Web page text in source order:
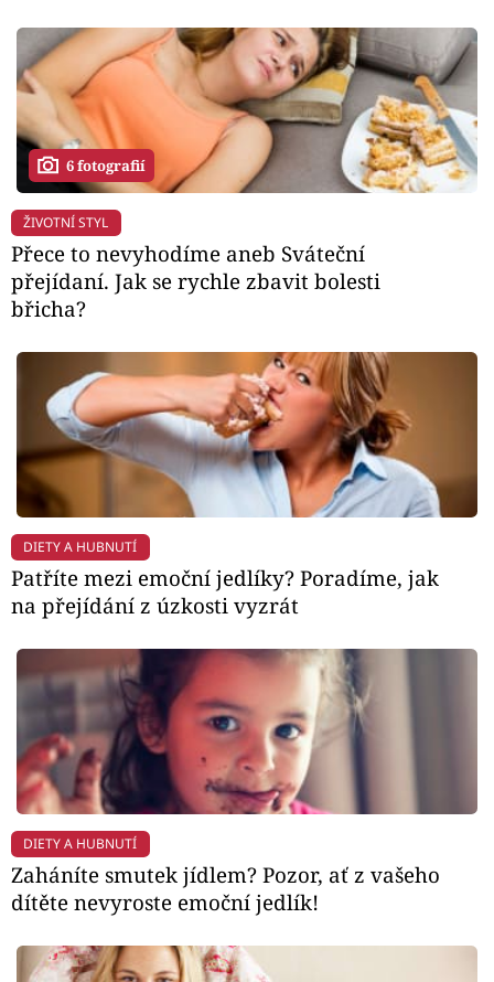
6 fotografií
ŽIVOTNÍ STYL
Přece to nevyhodíme aneb Sváteční
přejídaní. Jak se rychle zbavit bolesti
břicha?
DIETY A HUBNUTÍ
Patříte mezi emoční jedlíky? Poradíme, jak
na přejídání z úzkosti vyzrát
DIETY A HUBNUTÍ
Zaháníte smutek jídlem? Pozor, ať z vašeho
dítěte nevyroste emoční jedlík!